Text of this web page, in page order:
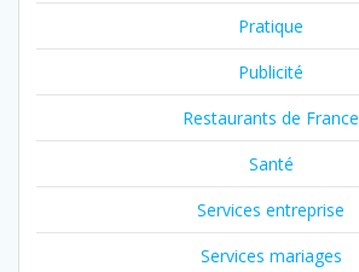
Pratique
Publicité
Restaurants de France
Santé
Services entreprise
Services mariages